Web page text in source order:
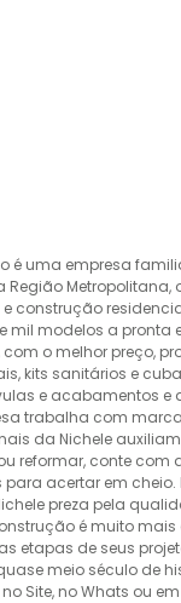
é uma empresa
Região
construção
mil modelos a pronta
o melhor preço,
kits sanitários e
e acabamentos
trabalha com
da Nichele
reformar, conte
acertar em cheio.
preza pela
é muito
etapas de seus
meio século de
Site, no Whats ou